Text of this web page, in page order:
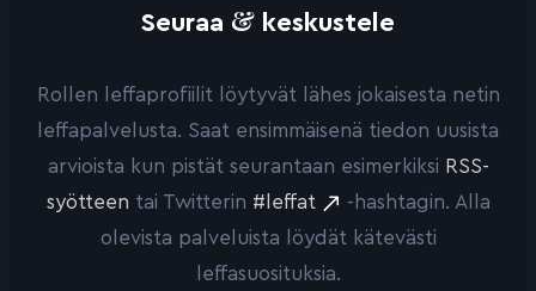
Seuraa & keskustele
Rollen leffaprofiilit löytyvät lähes jokaisesta netin
leffapalvelusta. Saat ensimmäisenä tiedon uusista
arvioista kun pistät seurantaan esimerkiksi RSS-
syötteen tai Twitterin #leffat
-hashtagin. Alla
olevista palveluista löydät kätevästi
leffasuosituksia.